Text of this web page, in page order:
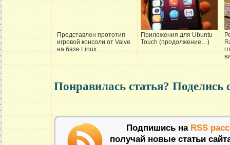
Представлен прототип
игровой консоли от Valve
на базе Linux
Приложения для Ubuntu
Touch (продолжение…)
Понравилась статья? Поделись
Подпишись наRSS
получай новые статьи